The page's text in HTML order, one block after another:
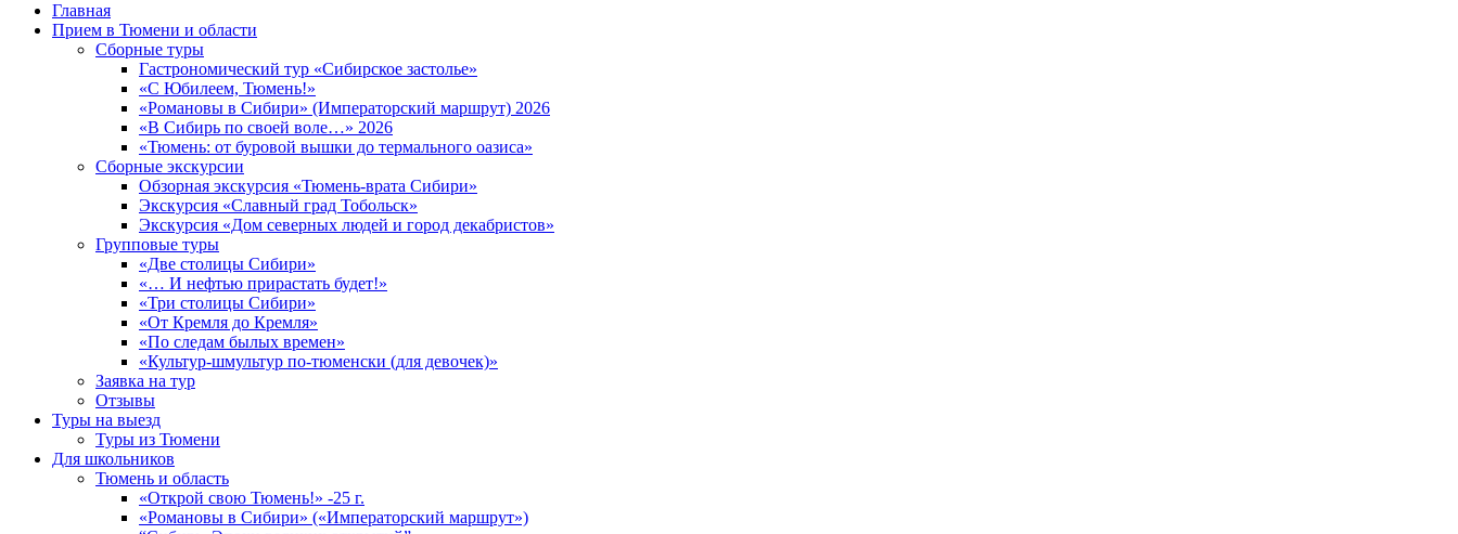
Главная
Прием в Тюмени и области
Сборные туры
Гастрономический тур «Сибирское застолье»
«С Юбилеем, Тюмень!»
«Романовы в Сибири» (Императорский маршрут) 2026
«В Сибирь по своей воле…» 2026
«Тюмень: от буровой вышки до термального оазиса»
Сборные экскурсии
Обзорная экскурсия «Тюмень-врата Сибири»
Экскурсия «Славный град Тобольск»
Экскурсия «Дом северных людей и город декабристов»
Групповые туры
«Две столицы Сибири»
«… И нефтью прирастать будет!»
«Три столицы Сибири»
«От Кремля до Кремля»
«По следам былых времен»
«Культур-шмультур по-тюменски (для девочек)»
Заявка на тур
Отзывы
Туры на выезд
Туры из Тюмени
Для школьников
Тюмень и область
«Открой свою Тюмень!» -25 г.
«Романовы в Сибири» («Императорский маршрут»)